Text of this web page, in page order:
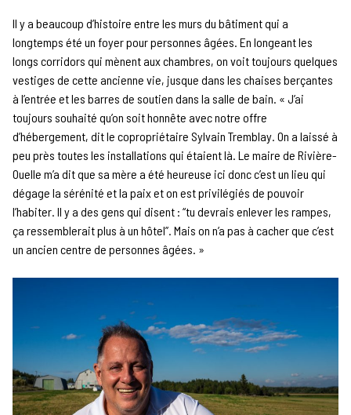
Il y a beaucoup d’histoire entre les murs du bâtiment qui a
longtemps été un foyer pour personnes âgées. En longeant les
longs corridors qui mènent aux chambres, on voit toujours quelques
vestiges de cette ancienne vie, jusque dans les chaises berçantes
à l’entrée et les barres de soutien dans la salle de bain. « J’ai
toujours souhaité qu’on soit honnête avec notre offre
d’hébergement, dit le copropriétaire Sylvain Tremblay. On a laissé à
peu près toutes les installations qui étaient là. Le maire de Rivière-
Ouelle m’a dit que sa mère a été heureuse ici donc c’est un lieu qui
dégage la sérénité et la paix et on est privilégiés de pouvoir
l’habiter. Il y a des gens qui disent : “tu devrais enlever les rampes,
ça ressemblerait plus à un hôtel”. Mais on n’a pas à cacher que c’est
un ancien centre de personnes âgées. »